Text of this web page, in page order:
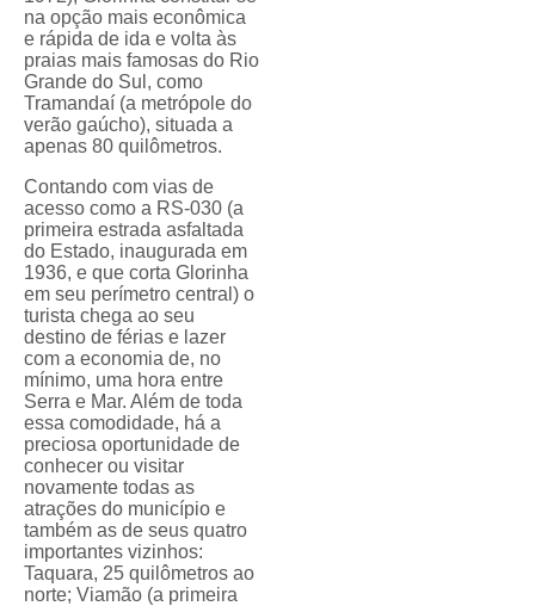
na opção mais econômica
e rápida de ida e volta às
praias mais famosas do Rio
Grande do Sul, como
Tramandaí (a metrópole do
verão gaúcho), situada a
apenas 80 quilômetros.
Contando com vias de
acesso como a RS-030 (a
primeira estrada asfaltada
do Estado, inaugurada em
1936, e que corta Glorinha
em seu perímetro central) o
turista chega ao seu
destino de férias e lazer
com a economia de, no
mínimo, uma hora entre
Serra e Mar. Além de toda
essa comodidade, há a
preciosa oportunidade de
conhecer ou visitar
novamente todas as
atrações do município e
também as de seus quatro
importantes vizinhos:
Taquara, 25 quilômetros ao
norte; Viamão (a primeira